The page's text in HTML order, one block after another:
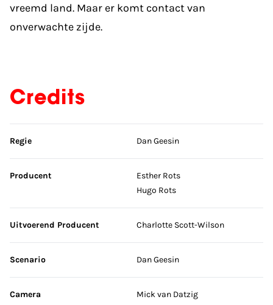
vreemd land. Maar er komt contact van
onverwachte zijde.
Credits
Sla credits over
Regie Dan Geesin
Producent
Esther Rots
Hugo Rots
Uitvoerend Producent Charlotte Scott-Wilson
Scenario Dan Geesin
Camera Mick van Datzig